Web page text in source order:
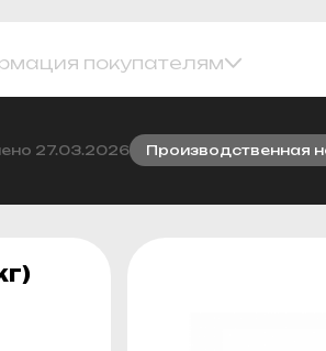
покупателям
27.03.2026 Производственная